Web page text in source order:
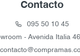
Contacto
095 50 10 45
- Avenida Italia